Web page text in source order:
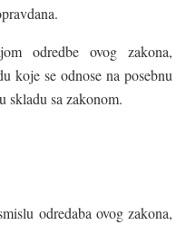
odredbe ovog zakona,
koje se odnose na posebnu
skladu sa zakonom.
odredaba ovog zakona,